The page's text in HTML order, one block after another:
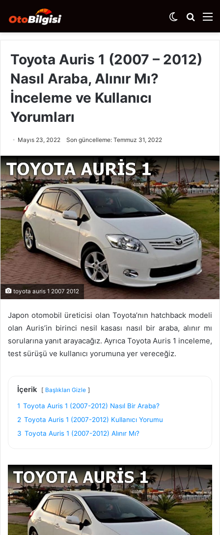
Arama
yap
Dış
görünümü
Toyota Auris 1 (2007 – 2012)
Nasıl Araba, Alınır Mı?
İnceleme ve Kullanıcı
Yorumları
Mayıs 23, 2022 Son güncelleme: Temmuz 31, 2022
toyota auris 1 2007 2012
Japon otomobil üreticisi olan Toyota’nın hatchback modeli
olan Auris’in birinci nesil kasası nasıl bir araba, alınır mı
sorularına yanıt arayacağız. Ayrıca Toyota Auris 1 inceleme,
test sürüşü ve kullanıcı yorumuna yer vereceğiz.
İçerik Başlıkları Gizle
1 Toyota Auris 1 (2007-2012) Nasıl Bir Araba?
2 Toyota Auris 1 (2007-2012) Kullanıcı Yorumu
3 Toyota Auris 1 (2007-2012) Alınır Mı?